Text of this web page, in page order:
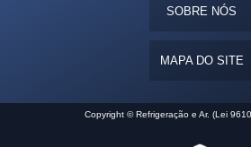
SOBRE NÓS
MAPA DO SITE
Copyright © Refrigeração e Ar. (Lei